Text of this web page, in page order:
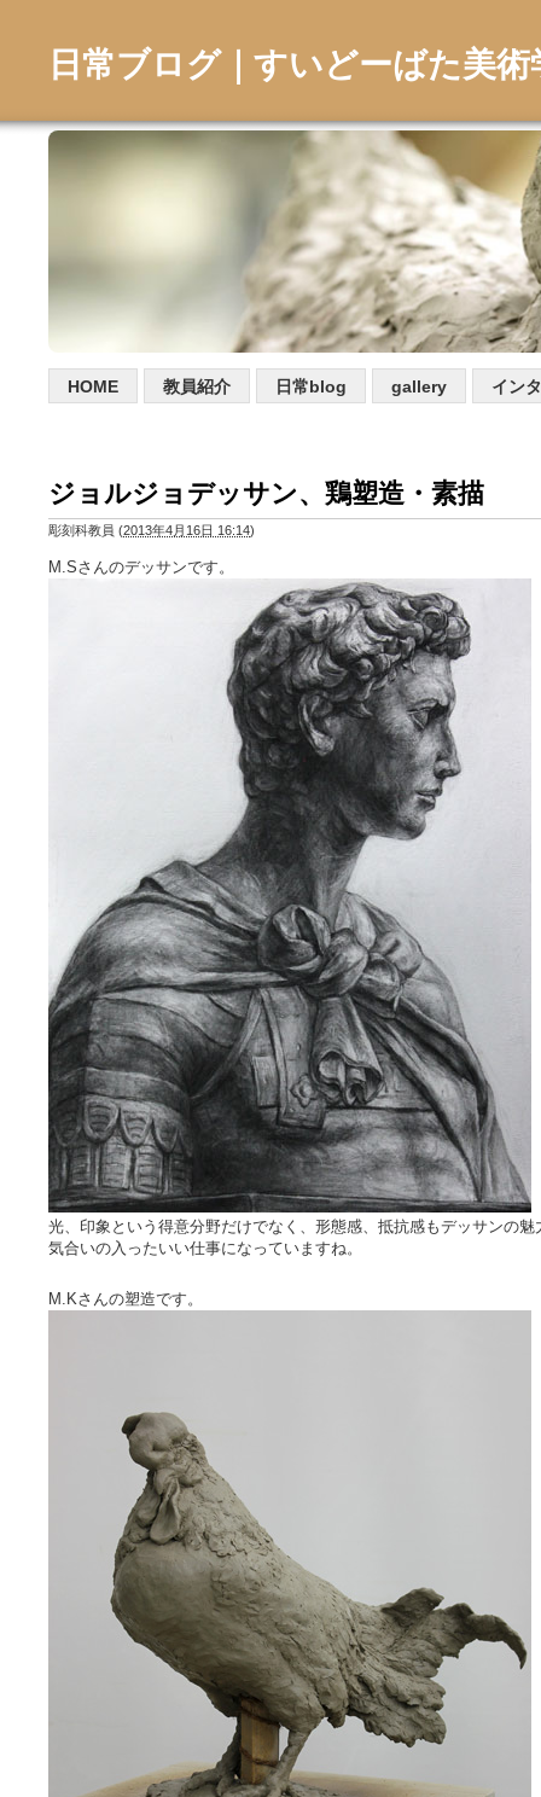
日常ブログ｜すいどーばた美術
HOME 教員紹介 日常blog gallery イン
ジョルジョデッサン、鶏塑造・素描
彫刻科教員 (2013年4月16日 16:14)
M.Sさんのデッサンです。
光、印象という得意分野だけでなく、形態感、抵抗感もデッサンの魅
気合いの入ったいい仕事になっていますね。
M.Kさんの塑造です。